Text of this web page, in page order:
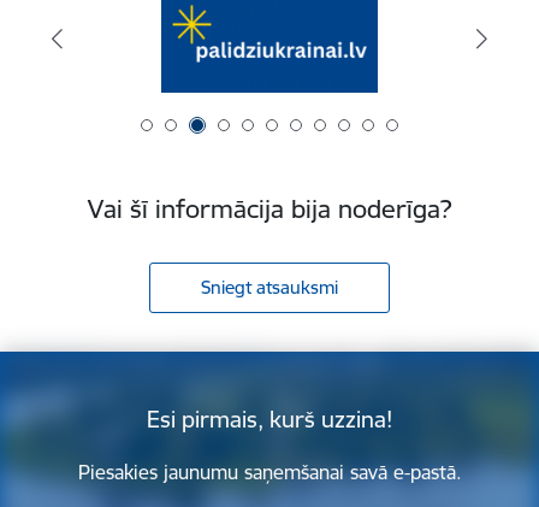
Vai šī informācija bija noderīga?
Sniegt atsauksmi
Esi pirmais, kurš uzzina!
Piesakies jaunumu saņemšanai savā e-pastā.